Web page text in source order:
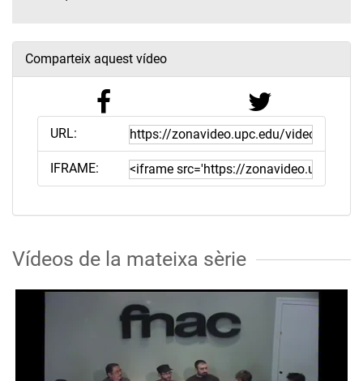
Comparteix aquest vídeo
URL:
IFRAME:
Vídeos de la mateixa sèrie